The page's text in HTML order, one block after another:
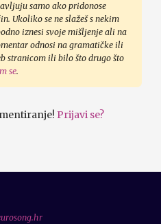
samo ako pridonose
Ukoliko se ne slažeš s nekim
iznesi svoje mišljenje ali na
odnosi na gramatičke ili
stranicom ili bilo što drugo što
se.
Prijavi se?